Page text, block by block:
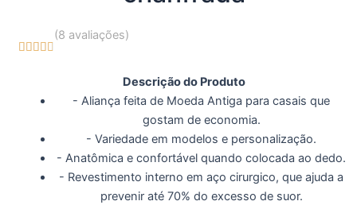
    
(8 avaliações)
Descrição do Produto
- Aliança feita de Moeda Antiga para casais que
gostam de economia.
- Variedade em modelos e personalização.
- Anatômica e confortável quando colocada ao dedo.
- Revestimento interno em aço cirurgico, que ajuda a
prevenir até 70% do excesso de suor.